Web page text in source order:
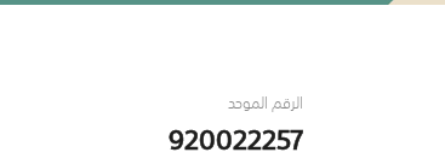
الرقم الموحد
920022257